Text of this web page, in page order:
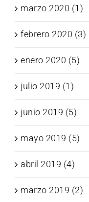
marzo 2020 (1)
febrero 2020 (3)
enero 2020 (5)
julio 2019 (1)
junio 2019 (5)
mayo 2019 (5)
abril 2019 (4)
marzo 2019 (2)